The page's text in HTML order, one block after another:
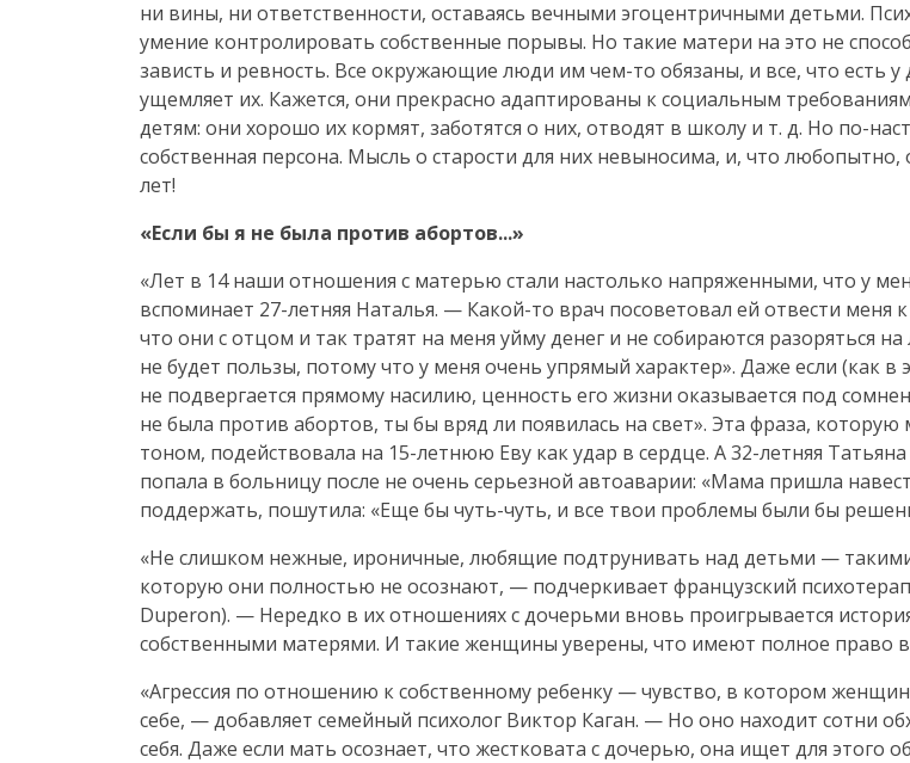
ни вины, ни ответственности, оставаясь вечными эгоцентричными детьми.
умение контролировать собственные порывы. Но такие матери на это не
зависть и ревность. Все окружающие люди им чем-то обязаны, и все, что есть
ущемляет их. Кажется, они прекрасно адаптированы к социальным
детям: они хорошо их кормят, заботятся о них, отводят в школу и т. д. Но по-
собственная персона. Мысль о старости для них невыносима, и, что
лет!
«Если бы я не была против абортов...»
«Лет в 14 наши отношения с матерью стали настолько напряженными, что у
вспоминает 27-летняя Наталья. — Какой-то врач посоветовал ей отвести меня
что они с отцом и так тратят на меня уйму денег и не собираются разоряться
не будет пользы, потому что у меня очень упрямый характер». Даже если (как в
не подвергается прямому насилию, ценность его жизни оказывается под
не была против абортов, ты бы вряд ли появилась на свет». Эта фраза,
тоном, подействовала на 15-летнюю Еву как удар в сердце. А32-летняя
попала в больницу после не очень серьезной автоаварии: «Мама пришла
поддержать, пошутила: «Еще бы чуть-чуть, и все твои проблемы были бы
«Не слишком нежные, ироничные, любящие подтрунивать над детьми —
которую они полностью не осознают, — подчеркивает французский
Duperon). — Нередко в их отношениях с дочерьми вновь проигрывается
собственными матерями. И такие женщины уверены, что имеют полное право
«Агрессия по отношению к собственному ребенку — чувство, в котором
себе, — добавляет семейный психолог Виктор Каган. — Но оно находит сотни
себя. Даже если мать осознает, что жестковата с дочерью, она ищет для этого